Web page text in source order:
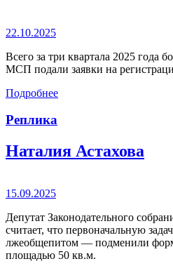
22.10.2025
Всего за три квартала 2025 года
МСП подали заявки на
Подробнее
Реплика
Наталия Астахова
15.09.2025
Депутат Законодательного
считает, что первоначальную
лжеобщепитом — подменили
площадью 50 кв.м.